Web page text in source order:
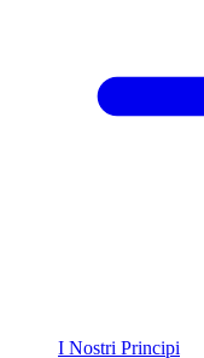
I Nostri Principi